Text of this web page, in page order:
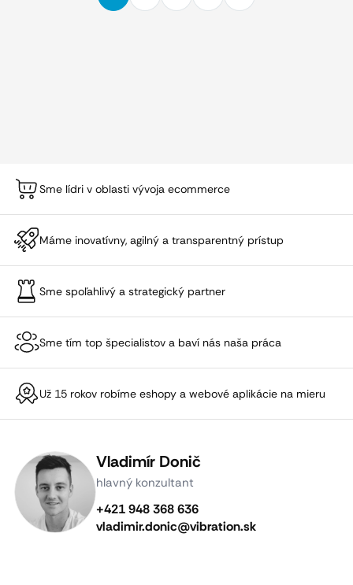
Sme lídri v oblasti vývoja ecommerce
Máme inovatívny, agilný a transparentný prístup
Sme spoľahlivý a strategický partner
Sme tím top špecialistov a baví nás naša práca
Už 15 rokov robíme eshopy a webové aplikácie na mieru
Vladimír Donič
hlavný konzultant
+421 948 368 636
vladimir.donic@vibration.sk